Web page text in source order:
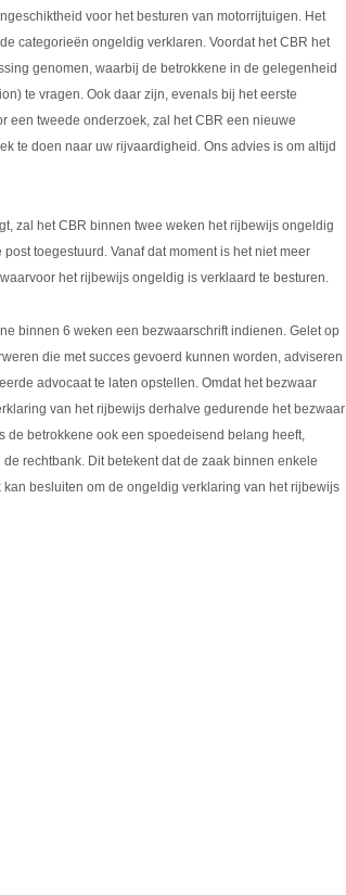
voor het besturen van motorrijtuigen. Het
categorieën ongeldig verklaren. Voordat het CBR het
genomen, waarbij de betrokkene in de gelegenheid
te vragen. Ook daar zijn, evenals bij het eerste
een tweede onderzoek, zal het CBR een nieuwe
te doen naar uw rijvaardigheid. Ons advies is om altijd
zal het CBR binnen twee weken het rijbewijs ongeldig
toegestuurd. Vanaf dat moment is het niet meer
het rijbewijs ongeldig is verklaard te besturen.
binnen 6 weken een bezwaarschrift indienen. Gelet op
die met succes gevoerd kunnen worden, adviseren
advocaat te laten opstellen. Omdat het bezwaar
van het rijbewijs derhalve gedurende het bezwaar
de betrokkene ook een spoedeisend belang heeft,
rechtbank. Dit betekent dat de zaak binnen enkele
besluiten om de ongeldig verklaring van het rijbewijs